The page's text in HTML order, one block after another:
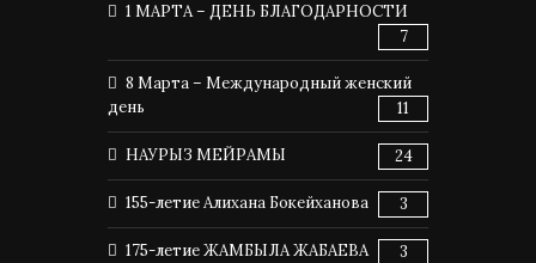
1 МАРТА – ДЕНЬ БЛАГОДАРНОСТИ
7
8 Марта – Международный женский
день
11
НАУРЫЗ МЕЙРАМЫ 24
155-летие Алихана Бокейханова 3
175-летие ЖАМБЫЛА ЖАБАЕВА 3